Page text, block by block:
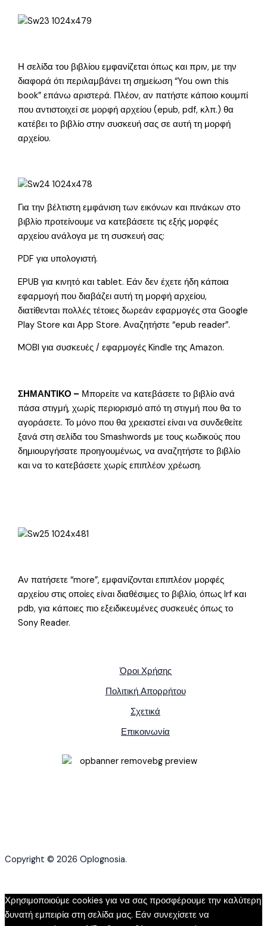
Η σελίδα του βιβλίου εμφανίζεται όπως και πριν, με την
διαφορά ότι περιλαμβάνει τη σημείωση “You own this
book” επάνω αριστερά. Πλέον, αν πατήστε κάποιο κουμπί
που αντιστοιχεί σε μορφή αρχείου (epub, pdf, κλπ.) θα
κατέβει το βιβλίο στην συσκευή σας σε αυτή τη μορφή
αρχείου.
Για την βέλτιστη εμφάνιση των εικόνων και πινάκων στο
βιβλίο προτείνουμε να κατεβάσετε τις εξής μορφές
αρχείου ανάλογα με τη συσκευή σας:
PDF για υπολογιστή.
EPUB για κινητό και tablet. Εάν δεν έχετε ήδη κάποια
εφαρμογή που διαβάζει αυτή τη μορφή αρχείου,
διατίθενται πολλές τέτοιες δωρεάν εφαρμογές στα Google
Play Store και App Store. Αναζητήστε “epub reader”.
MOBI για συσκευές / εφαρμογές Kindle της Amazon.
ΣΗΜΑΝΤΙΚΟ – Μπορείτε να κατεβάσετε το βιβλίο ανά
πάσα στιγμή, χωρίς περιορισμό από τη στιγμή που θα το
αγοράσετε. Το μόνο που θα χρειαστεί είναι να συνδεθείτε
ξανά στη σελίδα του Smashwords με τους κωδικούς που
δημιουργήσατε προηγουμένως, να αναζητήστε το βιβλίο
και να το κατεβάσετε χωρίς επιπλέον χρέωση.
Αν πατήσετε “more”, εμφανίζονται επιπλέον μορφές
αρχείου στις οποίες είναι διαθέσιμες το βιβλίο, όπως lrf και
pdb, για κάποιες πιο εξειδικευμένες συσκευές όπως το
Sony Reader.
Όροι Χρήσης
Πολιτική Απορρήτου
Σχετικά
Επικοινωνία
Copyright © 2026 Oplognosia.
Χρησιμοποιούμε cookies για να σας προσφέρουμε την καλύτερη
δυνατή εμπειρία στη σελίδα μας. Εάν συνεχίσετε να